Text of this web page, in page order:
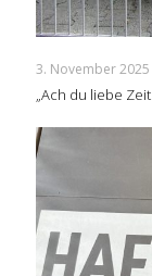
3. November 2025
„Ach du liebe